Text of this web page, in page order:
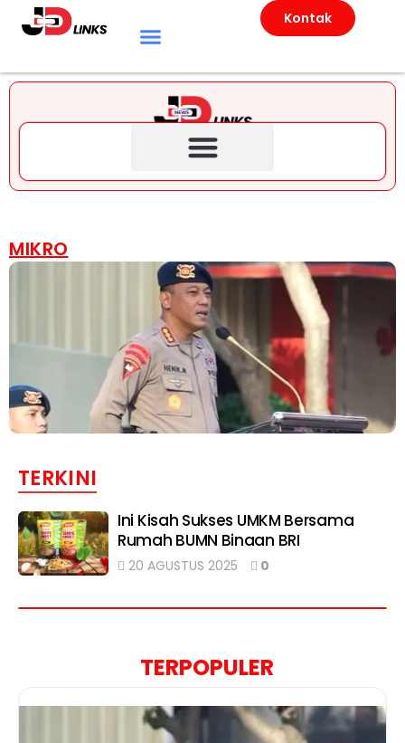
Kontak
MIKRO
NASIONAL
Dansat Brimob Temui
Pendemo, Ungkap Arahan
Prabowo soal Kasus Affan
TERKINI
Ini Kisah Sukses UMKM Bersama
Rumah BUMN Binaan BRI
20 AGUSTUS 2025 0
TERPOPULER